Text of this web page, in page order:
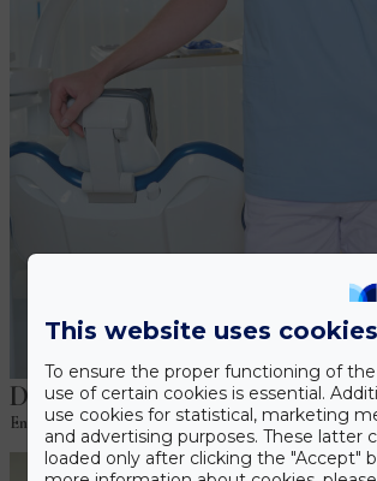
Dr. Ádám Bíró
Endodontist
This website uses cookies
To ensure the proper functioning of
use of certain cookies is essential.
use cookies for statistical, marketing
and advertising purposes. These latter
loaded only after clicking the "Accept"